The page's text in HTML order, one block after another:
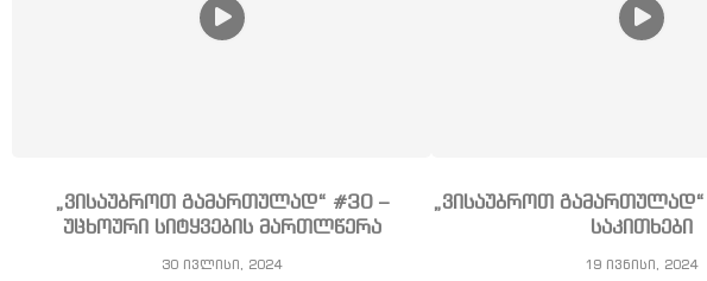
„ვისაუბროთ გამართულად“ #30 –
უცხოური სიტყვების მართლწერა
30 ივლისი, 2024
„ვისაუბროთ
საკითხები
19 ივნისი, 2024